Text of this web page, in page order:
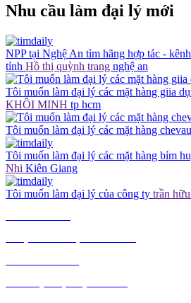
Nhu cầu làm đại lý mới
NPP tại Nghệ An tìm hãng hợp tác -
tỉnh Hồ thị quỳnh trang nghệ an
Tôi muốn làm đại lý các mặt hàng giia
KHÔI MINH tp hcm
Tôi muốn làm đại lý các mặt hàng
Tôi muốn làm đại lý các mặt hàng bỉm
Nhi Kiên Giang
Tôi muốn làm đại lý của công ty trần